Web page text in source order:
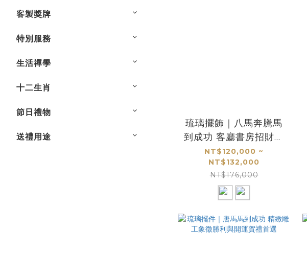
客製獎牌
特別服務
生活禪學
十二生肖
節日禮物
送禮用途
琉璃擺飾｜八馬奔騰馬
到成功 客廳書房招財開
運典藏首選
NT$120,000 ~
NT$132,000
NT$176,000